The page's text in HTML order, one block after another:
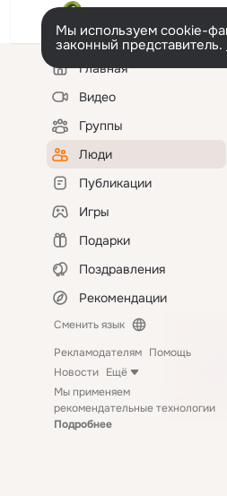
Мы используем cookie-
законный представитель.
Левая
колонкаГлавная
Видео
Группы
Люди
Публикации
Игры
Подарки
Поздравления
Рекомендации
Сменить язык
Рекламодателям Помощь
Новости Ещё
Мы применяем
рекомендательные технологии
Подробнее